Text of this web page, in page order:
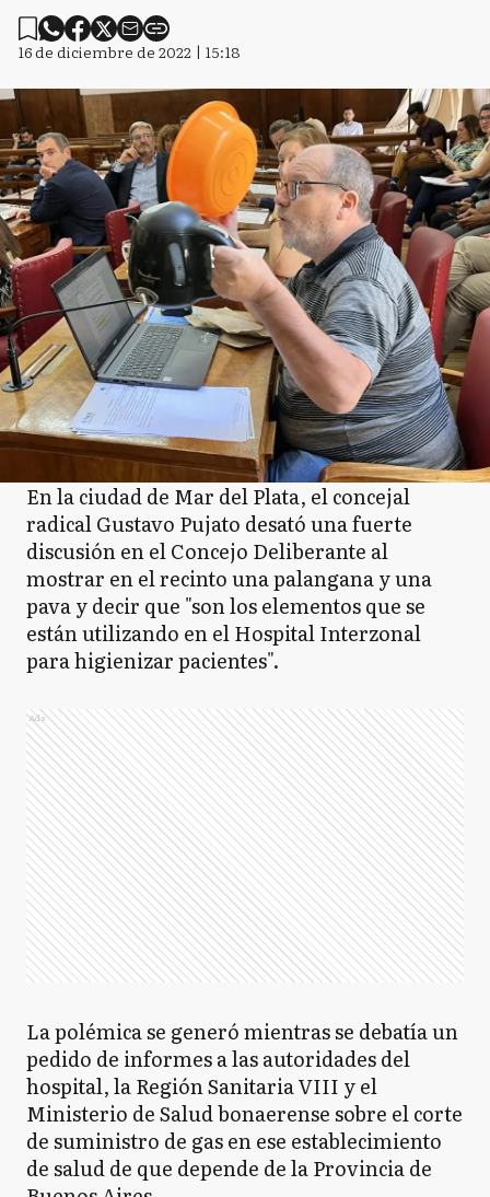
16 de diciembre de 2022 | 15:18
En la ciudad de Mar del Plata, el concejal
radical Gustavo Pujato desató una fuerte
discusión en el Concejo Deliberante al
mostrar en el recinto una palangana y una
pava y decir que "son los elementos que se
están utilizando en el Hospital Interzonal
para higienizar pacientes".
Ads
La polémica se generó mientras se debatía un
pedido de informes a las autoridades del
hospital, la Región Sanitaria VIII y el
Ministerio de Salud bonaerense sobre el corte
de suministro de gas en ese establecimiento
de salud de que depende de la Provincia de